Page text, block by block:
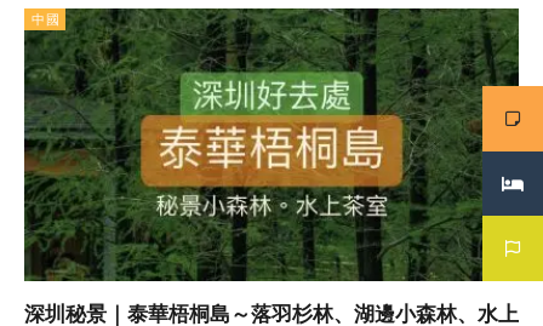
中國
深圳秘景｜泰華梧桐島～落羽杉林、湖邊小森林、水上